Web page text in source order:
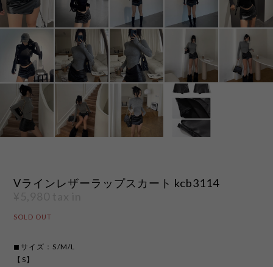
Vラインレザーラップスカート kcb3114
SOLD OUT
◼︎サイズ：S/M/L
【S】